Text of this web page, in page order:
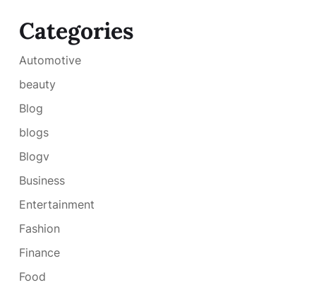
Categories
Automotive
beauty
Blog
blogs
Blogv
Business
Entertainment
Fashion
Finance
Food